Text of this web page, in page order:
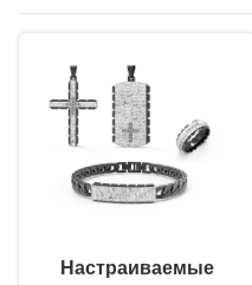
нержавеющей стали
Настраиваемые